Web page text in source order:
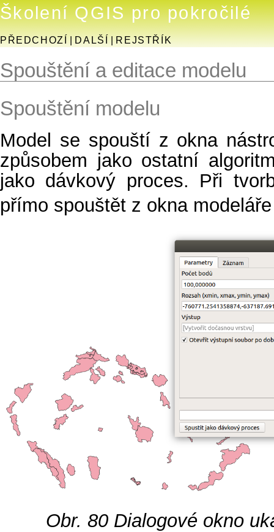
Školení QGIS pro pokročilé
PŘEDCHOZÍ DALŠÍ REJSTŘÍK
Spouštění a editace modelu
Spouštění modelu
Model se spouští z okna
způsobem jako ostatní
jako dávkový proces. Při
přímo spouštět z okna
Obr. 80 Dialogové okno